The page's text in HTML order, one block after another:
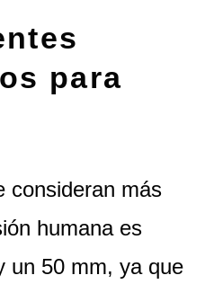
para
consideran más
humana es
un 50 mm, ya que